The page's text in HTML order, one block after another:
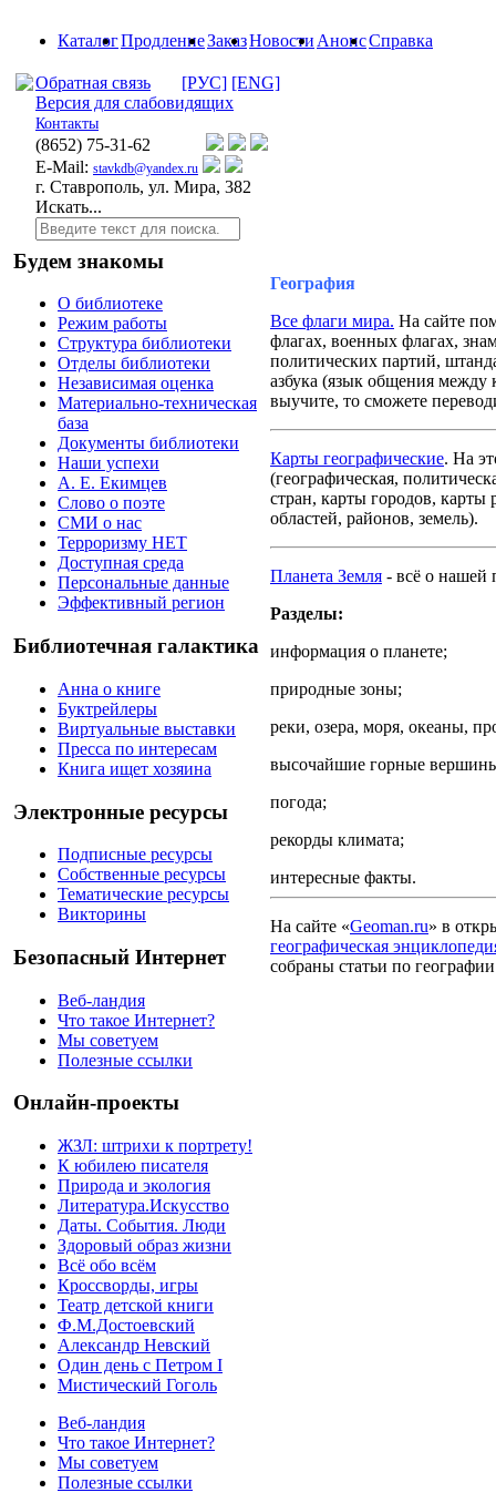
КаталогПродлениеЗаказНовости АнонсСправка
Обратная связь [РУС] [ENG]
Версия для слабовидящих
Контакты
(8652) 75-31-62
E-Mail: stavkdb@yandex.ru
г. Ставрополь, ул. Мира, 382
Искать...
Будем знакомы
О библиотеке
Режим работы
Структура библиотеки
Отделы библиотеки
Независимая оценка
Материально-техническая
база
Документы библиотеки
Наши успехи
А. Е. Екимцев
Слово о поэте
СМИ о нас
Терроризму НЕТ
Доступная среда
Персональные данные
Эффективный регион
Библиотечная галактика
Анна о книге
Буктрейлеры
Виртуальные выставки
Пресса по интересам
Книга ищет хозяина
Электронные ресурсы
Подписные ресурсы
Собственные ресурсы
Тематические ресурсы
Викторины
Безопасный Интернет
Веб-ландия
Что такое Интернет?
Мы советуем
Полезные ссылки
Онлайн-проекты
ЖЗЛ: штрихи к портрету!
К юбилею писателя
Природа и экология
Литература.Искусство
Даты. События. Люди
Здоровый образ жизни
Всё обо всём
Кроссворды, игры
Театр детской книги
Ф.М.Достоевский
Александр Невский
Один день с Петром I
Мистический Гоголь
Веб-ландия
Что такое Интернет?
Мы советуем
Полезные ссылки
География
Все флаги мира. На сайте
флагах, военных флагах,
политических партий,
азбука (язык общения
выучите, то сможете
Карты географические. На
(географическая,
стран, карты городов, карты
областей, районов, земель).
Планета Земля - всё о нашей
Разделы:
информация о планете;
природные зоны;
реки, озера, моря, океаны,
высочайшие горные
погода;
рекорды климата;
интересные факты.
На сайте «Geoman.ru» в
географическая
собраны статьи по